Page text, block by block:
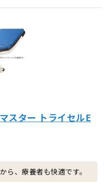
スター トライセルE
ら、療養者も快適です。